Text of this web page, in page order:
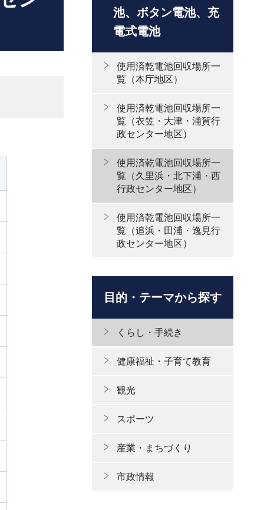
池、ボタン電池、充
電式電池
使用済乾電池回収場所一
覧（本庁地区）
使用済乾電池回収場所一
覧（衣笠・大津・浦賀行
政センター地区）
使用済乾電池回収場所一
覧（久里浜・北下浦・西
行政センター地区）
使用済乾電池回収場所一
覧（追浜・田浦・逸見行
政センター地区）
目的・テーマから探す
くらし・手続き
健康福祉・子育て教育
観光
スポーツ
産業・まちづくり
市政情報